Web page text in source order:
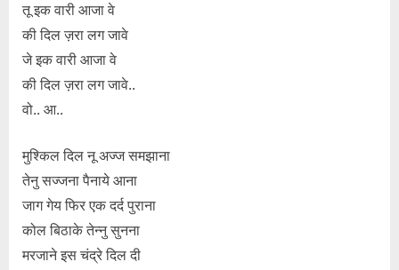
तू इक वारी आजा वे
की दिल ज़रा लग जावे
जे इक वारी आजा वे
की दिल ज़रा लग जावे..
वो.. आ..
मुश्किल दिल नू अज्ज समझाना
तेनु सज्जना पैनाये आना
जाग गेय फिर एक दर्द पुराना
कोल बिठाके तेन्नु सुनना
मरजाने इस चंद्रे दिल दी